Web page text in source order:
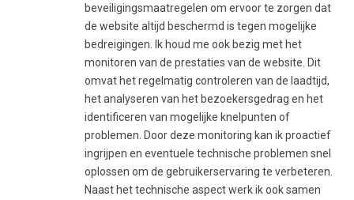
beveiligingsmaatregelen om ervoor te zorgen dat
de website altijd beschermd is tegen mogelijke
bedreigingen. Ik houd me ook bezig met het
monitoren van de prestaties van de website. Dit
omvat het regelmatig controleren van de laadtijd,
het analyseren van het bezoekersgedrag en het
identificeren van mogelijke knelpunten of
problemen. Door deze monitoring kan ik proactief
ingrijpen en eventuele technische problemen snel
oplossen om de gebruikerservaring te verbeteren.
Naast het technische aspect werk ik ook samen